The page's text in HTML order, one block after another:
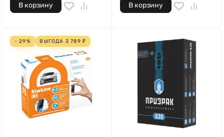
В корзину В корзину
- 29% ВЫГОДА 3 789 ₽